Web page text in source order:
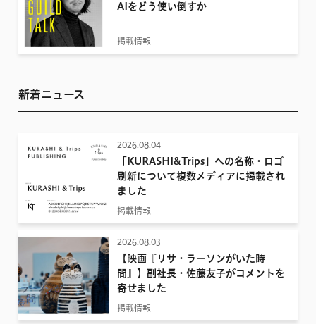
AIをどう使い倒すか
掲載情報
新着ニュース
2026.08.04
「KURASHI&Trips」への名称・ロゴ
刷新について複数メディアに掲載され
ました
掲載情報
2026.08.03
【映画『リサ・ラーソンがいた時
間』】副社長・佐藤友子がコメントを
寄せました
掲載情報